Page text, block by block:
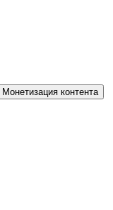
Монетизация контента